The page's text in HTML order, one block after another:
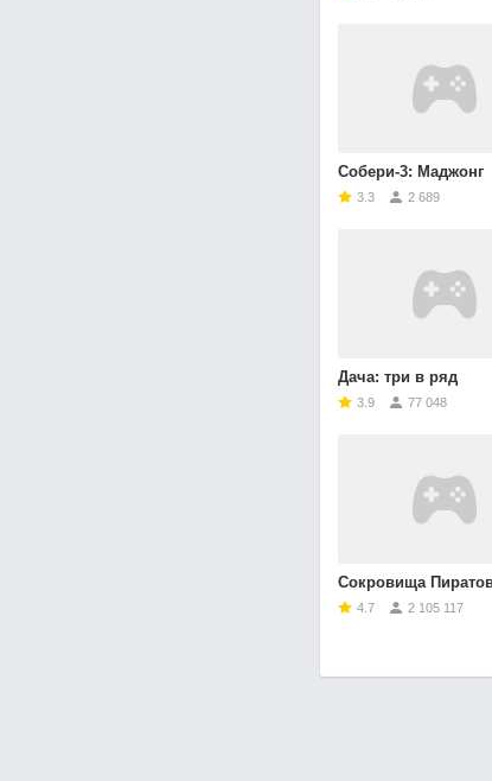
Собери-3: Маджонг
3.3 2 689
Дача: три в ряд
3.9 77 048
Сокровища
4.7 2 105 117